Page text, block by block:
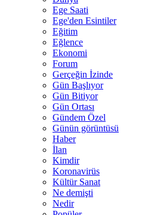
Ege Saati
Ege'den Esintiler
Eğitim
Eğlence
Ekonomi
Forum
Gerçeğin İzinde
Gün Başlıyor
Gün Bitiyor
Gün Ortası
Gündem Özel
Günün görüntüsü
Haber
İlan
Kimdir
Koronavirüs
Kültür Sanat
Ne demişti
Nedir